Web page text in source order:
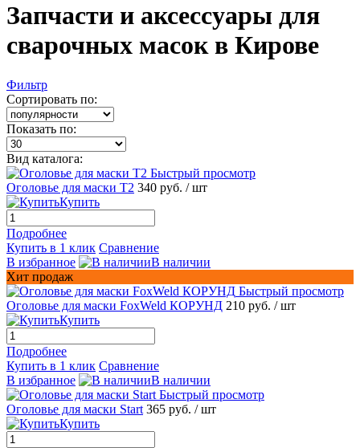
Запчасти и аксессуары для
сварочных масок в Кирове
Фильтр
Сортировать по:
Показать по:
Вид каталога:
Быстрый просмотр
Оголовье для маски T2 340 руб. / шт
Купить
Подробнее
Купить в 1 клик Сравнение
В избранное
В наличии
Хит продаж
Быстрый просмотр
Оголовье для маски FoxWeld КОРУНД 210 руб. / шт
Купить
Подробнее
Купить в 1 клик Сравнение
В избранное
В наличии
Быстрый просмотр
Оголовье для маски Start 365 руб. / шт
Купить